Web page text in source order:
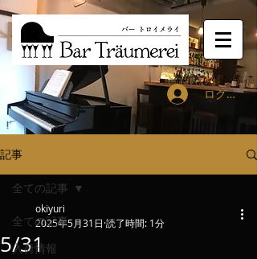
ログイン
記事
全ての記事
入荷情報
全ての記事
5/31
okiyuri
2025年5月31日 読了時間: 1分